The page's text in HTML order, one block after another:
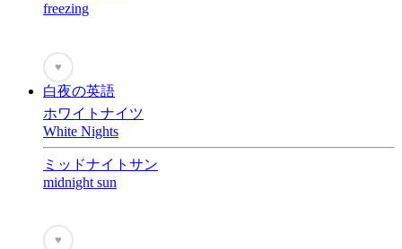
freezing
♥
白夜の英語
ホワイトナイツ
White Nights
ミッドナイトサン
midnight sun
♥